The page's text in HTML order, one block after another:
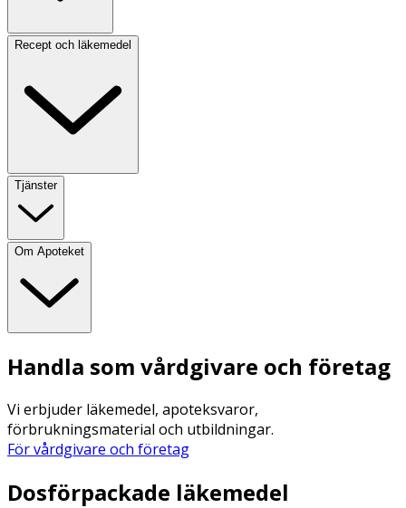
Recept och läkemedel
Tjänster
Om Apoteket
Handla som vårdgivare och företag
Vi erbjuder läkemedel, apoteksvaror,
förbrukningsmaterial och utbildningar.
För vårdgivare och företag
Dosförpackade läkemedel